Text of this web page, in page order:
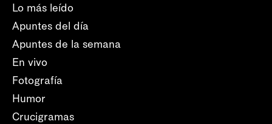
Lo más leído
Apuntes del día
Apuntes de la semana
En vivo
Fotografía
Humor
Crucigramas